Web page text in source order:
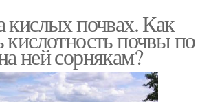
кислых почвах. Как
кислотность почвы по
ней сорнякам?